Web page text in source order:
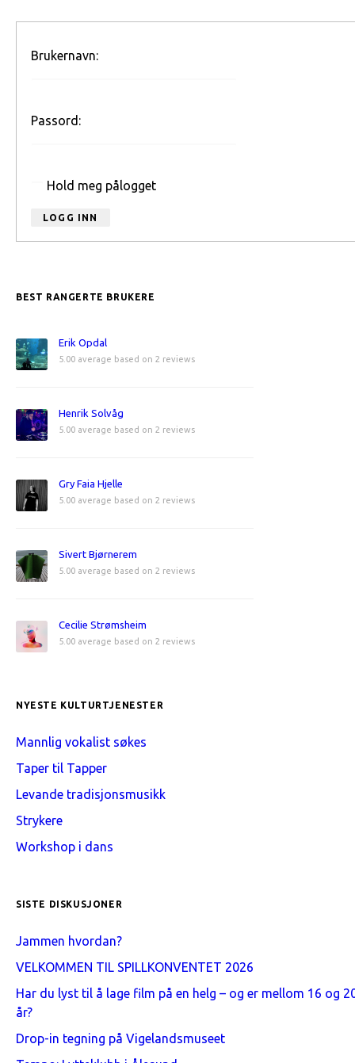
Brukernavn:
Passord:
Hold meg pålogget
LOGG INN
BEST RANGERTE BRUKERE
Erik Opdal
5.00 average based on 2 reviews
Henrik Solvåg
5.00 average based on 2 reviews
Gry Faia Hjelle
5.00 average based on 2 reviews
Sivert Bjørnerem
5.00 average based on 2 reviews
Cecilie Strømsheim
5.00 average based on 2 reviews
NYESTE KULTURTJENESTER
Mannlig vokalist søkes
Taper til Tapper
Levande tradisjonsmusikk
Strykere
Workshop i dans
SISTE DISKUSJONER
Jammen hvordan?
VELKOMMEN TIL SPILLKONVENTET 2026
Har du lyst til å lage film på en helg – og er mellom 16 og
år?
Drop-in tegning på Vigelandsmuseet